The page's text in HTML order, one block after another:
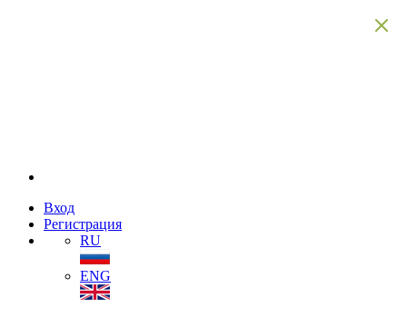
Вход
Регистрация
RU
ENG